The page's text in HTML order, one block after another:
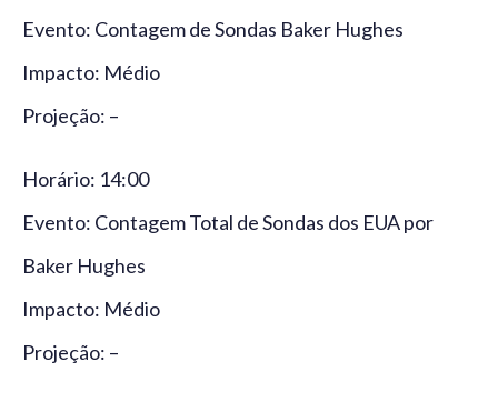
Evento: Contagem de Sondas Baker Hughes
Impacto: Médio
Projeção: –
Horário: 14:00
Evento: Contagem Total de Sondas dos EUA por
Baker Hughes
Impacto: Médio
Projeção: –